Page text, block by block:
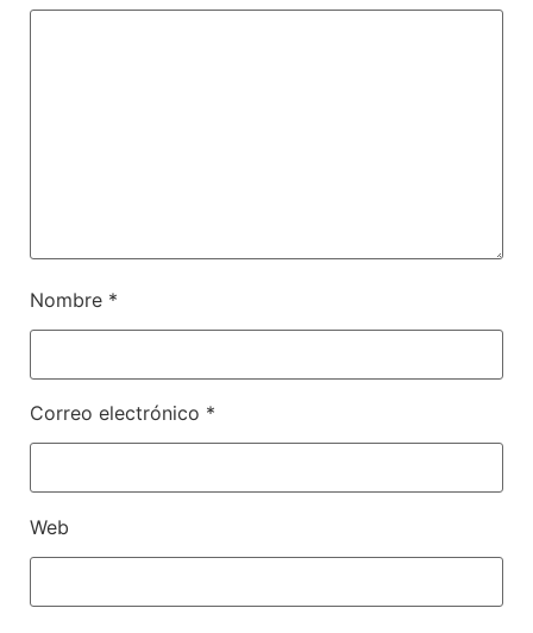
Nombre *
Correo electrónico *
Web